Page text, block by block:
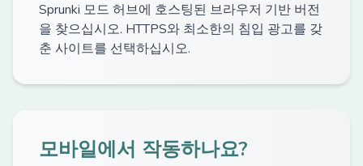
Sprunki 모드 허브에 호스팅된 브라우저 기반 버전
을 찾으십시오. HTTPS와 최소한의 침입 광고를 갖
춘 사이트를 선택하십시오.
모바일에서 작동하나요?